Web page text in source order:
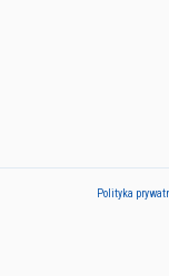
Polityka